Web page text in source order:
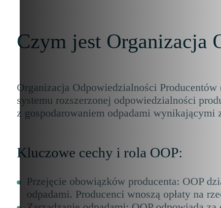
Czym jest Organizacja
Organizacja Odpowiedzialności
systemu rozszerzonej odpowiedzialności
z gospodarowaniem odpadami
Kluczowe cechy i rola OOP:
Przejęcie obowiązków producenta: OOP
odpadami. Producenci wnoszą opłaty na